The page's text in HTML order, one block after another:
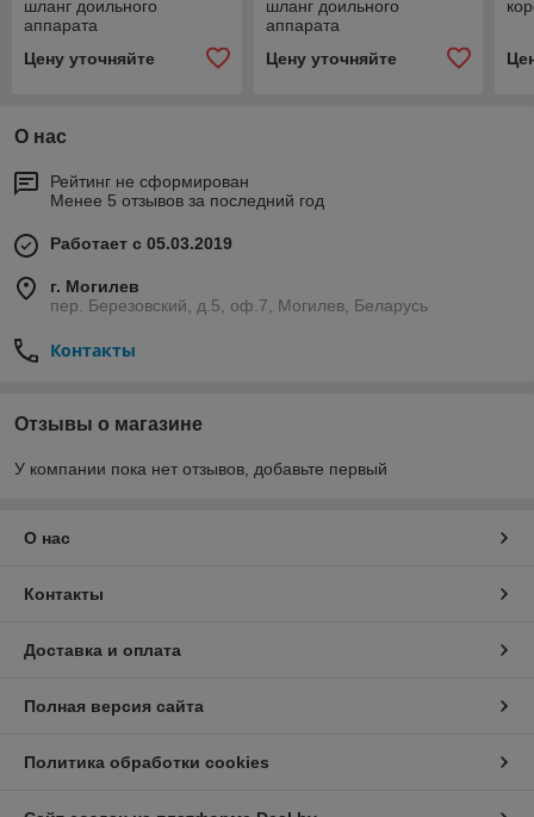
шланг доильного
аппарата
Цену уточняйте
шланг доильного
аппарата
Цену уточняйте
О нас
Рейтинг не сформирован
Менее 5 отзывов за последний год
Работает с 05.03.2019
г. Могилев
пер. Березовский, д.5, оф.7, Могилев, Беларусь
Контакты
Отзывы о магазине
У компании пока нет отзывов, добавьте первый
О нас
Контакты
Доставка и оплата
Полная версия сайта
Политика обработки cookies